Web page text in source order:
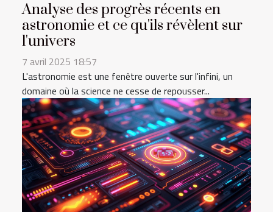
Analyse des progrès récents en
astronomie et ce qu'ils révèlent sur
l'univers
7 avril 2025 18:57
L'astronomie est une fenêtre ouverte sur l'infini, un
domaine où la science ne cesse de repousser...